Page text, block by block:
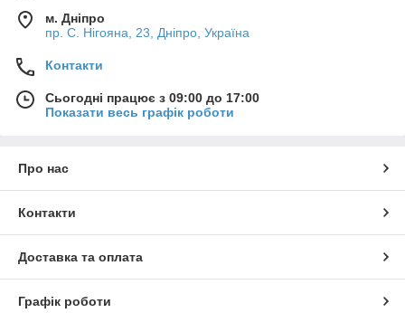
м. Дніпро
пр. С. Нігояна, 23, Дніпро, Україна
Контакти
Сьогодні працює з 09:00 до 17:00
Показати весь графік роботи
Про нас
Контакти
Доставка та оплата
Графік роботи